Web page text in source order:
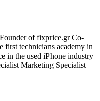
of fixprice.gr Co-
first technicians academy in
in the used iPhone industry
Marketing Specialist